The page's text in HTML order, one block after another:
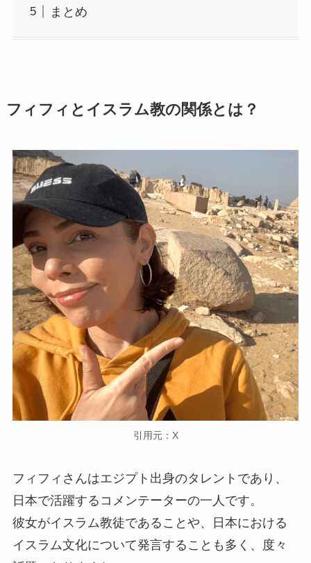
まとめ
フィフィとイスラム教の関係とは？
引用元：X
フィフィさんはエジプト出身のタレントであり、
日本で活躍するコメンテーターの一人です。
彼女がイスラム教徒であることや、日本における
イスラム文化について発言することも多く、度々